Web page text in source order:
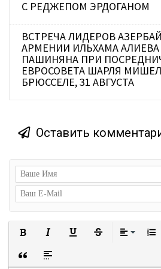
С РЕДЖЕПОМ ЭРДОГАНОМ
ВСТРЕЧА ЛИДЕРОВ
АРМЕНИИ ИЛЬХАМА
ПАШИНЯНА ПРИ
ЕВРОСОВЕТА ШАРЛЯ
БРЮССЕЛЕ, 31 АВГУСТА
Оставить